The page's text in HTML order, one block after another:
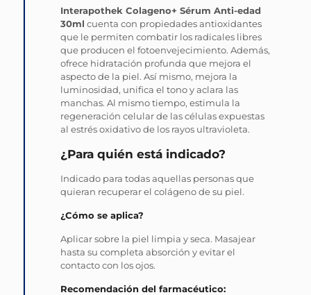
Interapothek Colageno+ Sérum Anti-edad
30ml cuenta con propiedades antioxidantes
que le permiten combatir los radicales libres
que producen el fotoenvejecimiento. Además,
ofrece hidratación profunda que mejora el
aspecto de la piel. Así mismo, mejora la
luminosidad, unifica el tono y aclara las
manchas. Al mismo tiempo, estimula la
regeneración celular de las células expuestas
al estrés oxidativo de los rayos ultravioleta.
¿Para quién está indicado?
Indicado para todas aquellas personas que
quieran recuperar el colágeno de su piel.
¿Cómo se aplica?
Aplicar sobre la piel limpia y seca. Masajear
hasta su completa absorción y evitar el
contacto con los ojos.
Recomendación del farmacéutico: